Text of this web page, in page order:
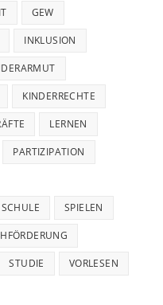
GEW
INKLUSION
KINDERRECHTE
LERNEN
PARTIZIPATION
SCHULE SPIELEN
STUDIE VORLESEN